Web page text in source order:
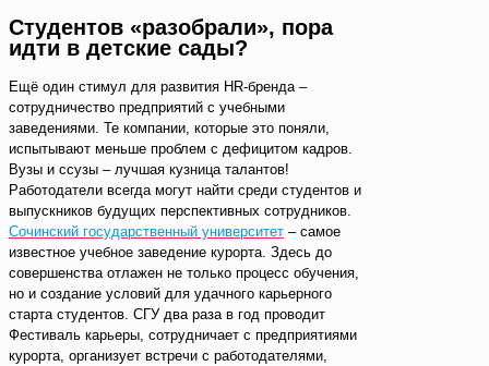
Студентов «разобрали», пора
идти в детские сады?
Ещё один стимул для развития HR-бренда –
сотрудничество предприятий с учебными
заведениями. Те компании, которые это поняли,
испытывают меньше проблем с дефицитом кадров.
Вузы и ссузы – лучшая кузница талантов!
Работодатели всегда могут найти среди студентов и
выпускников будущих перспективных сотрудников.
Сочинский государственный университет – самое
известное учебное заведение курорта. Здесь до
совершенства отлажен не только процесс обучения,
но и создание условий для удачного карьерного
старта студентов. СГУ два раза в год проводит
Фестиваль карьеры, сотрудничает с предприятиями
курорта, организует встречи с работодателями,